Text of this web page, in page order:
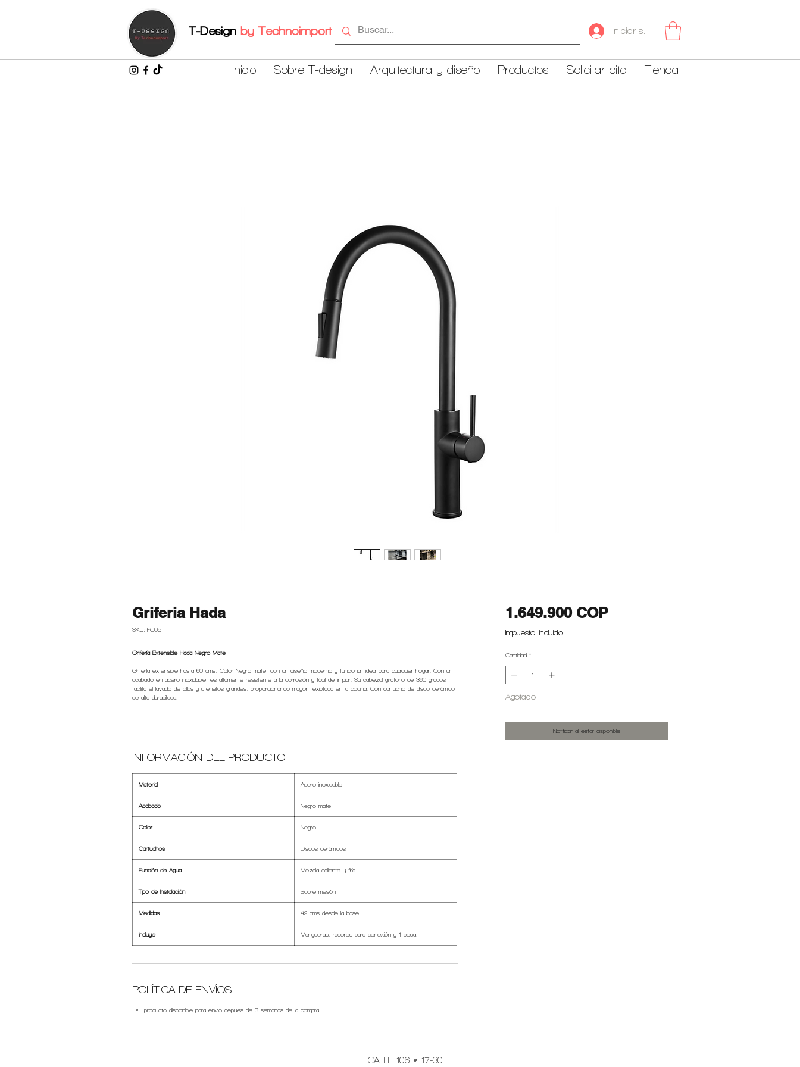
T-Design by Technoimport Iniciar sesión
Inicio Sobre T-design Arquitectura y diseño Productos Solicitar cita Tienda
Griferia Hada
SKU: FC05
Grifería Extensible Hada Negro Mate
Grifería extensible hasta 60 cms, Color Negro mate, con un diseño moderno y funcional, ideal para cualquier hogar. Con un
acabado en acero inoxidable, es altamente resistente a la corrosión y fácil de limpiar. Su cabezal giratorio de 360 grados
facilita el lavado de ollas y utensilios grandes, proporcionando mayor flexibilidad en la cocina. Con cartucho de disco cerámico
de alta durabilidad.
INFORMACIÓN DEL PRODUCTO
Material Acero inoxidable
Acabado Negro mate
Color Negro
Cartuchos Discos cerámicos
Función de Agua Mezcla caliente y fría
Tipo de Instalación Sobre mesón
Medidas 49 cms desde la base.
Incluye Mangueras, racores para conexión y 1 pesa.
POLÍTICA DE ENVÍOS
producto disponible para envio depues de 3 semanas de la compra
1.649.900 COPPrecio
Impuesto incluido
Cantidad *
Agotado
Notificar al estar disponible
CALLE 106 # 17-30